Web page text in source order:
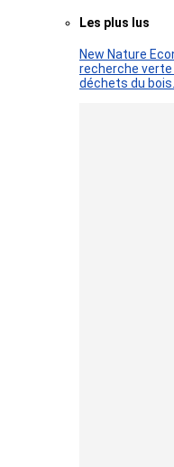
Les plus lus
New Nature
recherche verte
déchets du bois…